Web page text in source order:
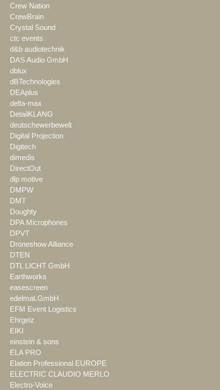
Crew Nation
CrewBrain
Crystal Sound
ctc events
d&b audiotechnik
DAS Audio GmbH
dblux
dBTechnologies
DEAplus
delta-max
DetailKLANG
deutschewerbewelt
Digital Projection
Digitech
dimedis
DirectOut
dlp motive
DMPW
DMT
Doughty
DPA Microphones
DPVT
Droneshow Alliance
DTEN
DTL LICHT GmbH
Earthworks
easescreen
edelmat.GmbH
EFM Event Logistics
Ehrgeiz
EIKI
einstein & sons
ELA PRO
Elation Professional EUROPE
ELECTRIC CLAUDIO MERLO
Electro-Voice